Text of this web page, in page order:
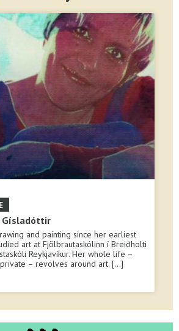
Gísladóttir
and painting since her earliest
art at Fjölbrautaskólinn í Breiðholti
Reykjavíkur. Her whole life –
– revolves around art.